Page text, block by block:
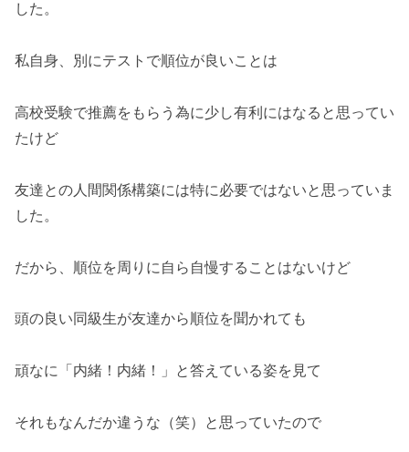
した。
私自身、別にテストで順位が良いことは
高校受験で推薦をもらう為に少し有利にはなると思ってい
たけど
友達との人間関係構築には特に必要ではないと思っていま
した。
だから、順位を周りに自ら自慢することはないけど
頭の良い同級生が友達から順位を聞かれても
頑なに「内緒！内緒！」と答えている姿を見て
それもなんだか違うな（笑）と思っていたので